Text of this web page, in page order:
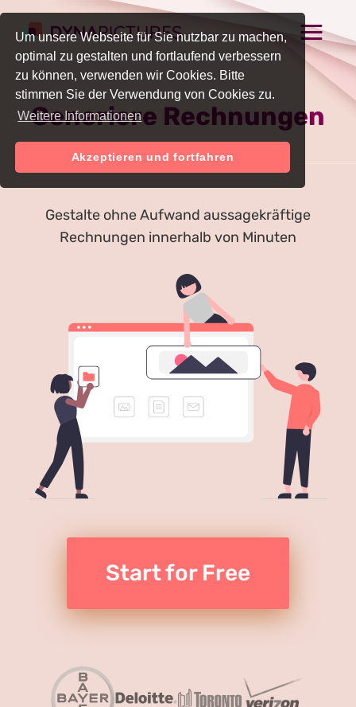
Um unsere Webseite für Sie nutzbar zu machen,
optimal zu gestalten und fortlaufend verbessern
zu können, verwenden wir Cookies. Bitte
stimmen Sie der Verwendung von Cookies zu.
Weitere Informationen
Akzeptieren und fortfahren
Generiere Rechnungen
Online
Gestalte ohne Aufwand aussagekräftige
Rechnungen innerhalb von Minuten
Start for Free